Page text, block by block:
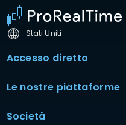
Stati Uniti
Accesso diretto
Le nostre piattaforme
Società